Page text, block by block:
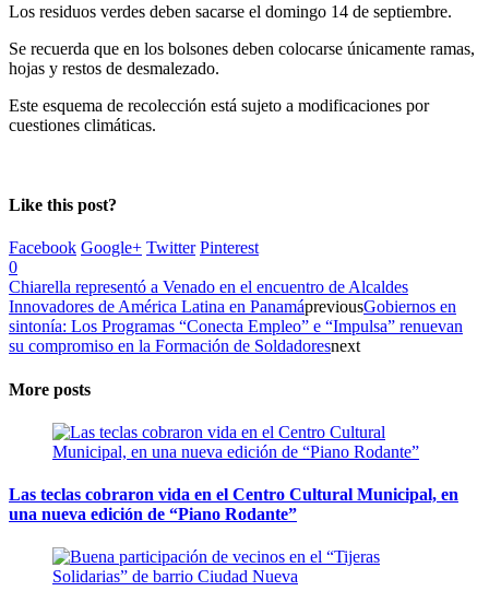
Los residuos verdes deben sacarse el domingo 14 de septiembre.
Se recuerda que en los bolsones deben colocarse únicamente ramas,
hojas y restos de desmalezado.
Este esquema de recolección está sujeto a modificaciones por
cuestiones climáticas.
Like this post?
Facebook Google+ Twitter Pinterest
0
Chiarella representó a Venado en el encuentro de Alcaldes
Innovadores de América Latina en PanamápreviousGobiernos en
sintonía: Los Programas “Conecta Empleo” e “Impulsa” renuevan
su compromiso en la Formación de Soldadoresnext
More posts
Las teclas cobraron vida en el Centro Cultural Municipal, en
una nueva edición de “Piano Rodante”